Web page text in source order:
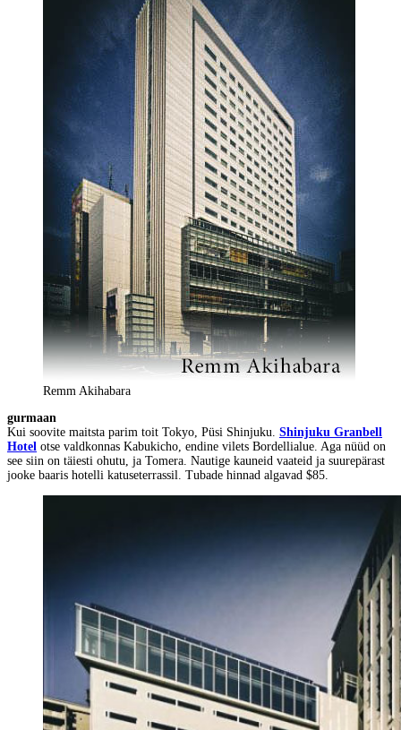
Remm Akihabara
gurmaan
Kui soovite maitsta parim toit Tokyo, Püsi Shinjuku. Shinjuku Granbell
Hotel otse valdkonnas Kabukicho, endine vilets Bordellialue. Aga nüüd on
see siin on täiesti ohutu, ja Tomera. Nautige kauneid vaateid ja suurepärast
jooke baaris hotelli katuseterrassil. Tubade hinnad algavad $85.